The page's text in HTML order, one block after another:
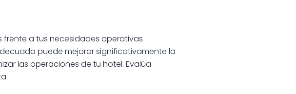
frente a tus necesidades operativas
puede mejorar significativamente la
las operaciones de tu hotel. Evalúa